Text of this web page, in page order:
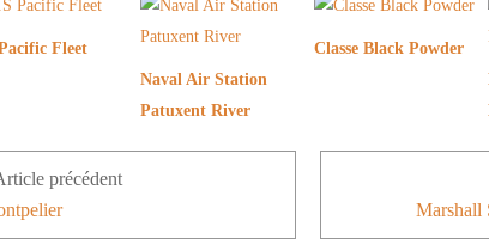
Fleet
Naval Air Station
Patuxent River
Classe Black Powder
Marshall